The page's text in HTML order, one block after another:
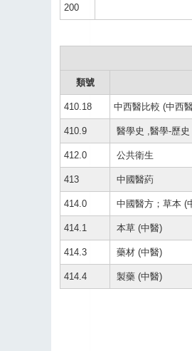
200
類號
410.18 中西醫比較 (中西
410.9 醫學史 ,醫學-歷史
412.0 公共衛生
413 中國醫葯
414.0 中國醫方；草本 (
414.1 本草 (中醫)
414.3 藥材 (中醫)
414.4 製藥 (中醫)